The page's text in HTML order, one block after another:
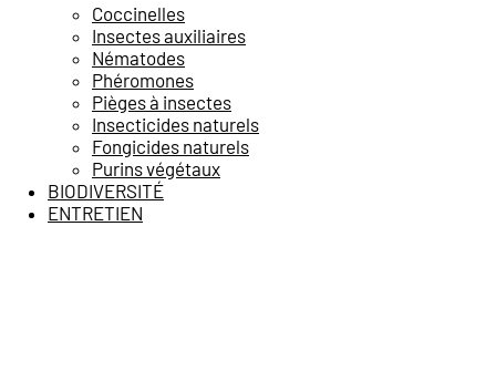
Coccinelles
Insectes auxiliaires
Nématodes
Phéromones
Pièges à insectes
Insecticides naturels
Fongicides naturels
Purins végétaux
BIODIVERSITÉ
ENTRETIEN